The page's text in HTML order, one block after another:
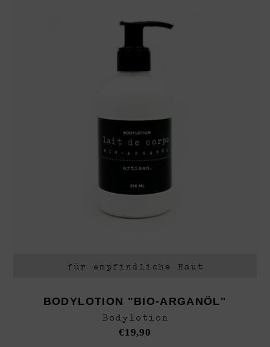
für empfindliche Haut
BODYLOTION "BIO-ARGANÖL"
Bodylotion
€19,90